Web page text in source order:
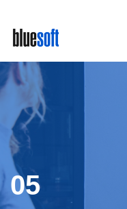
main
content
05